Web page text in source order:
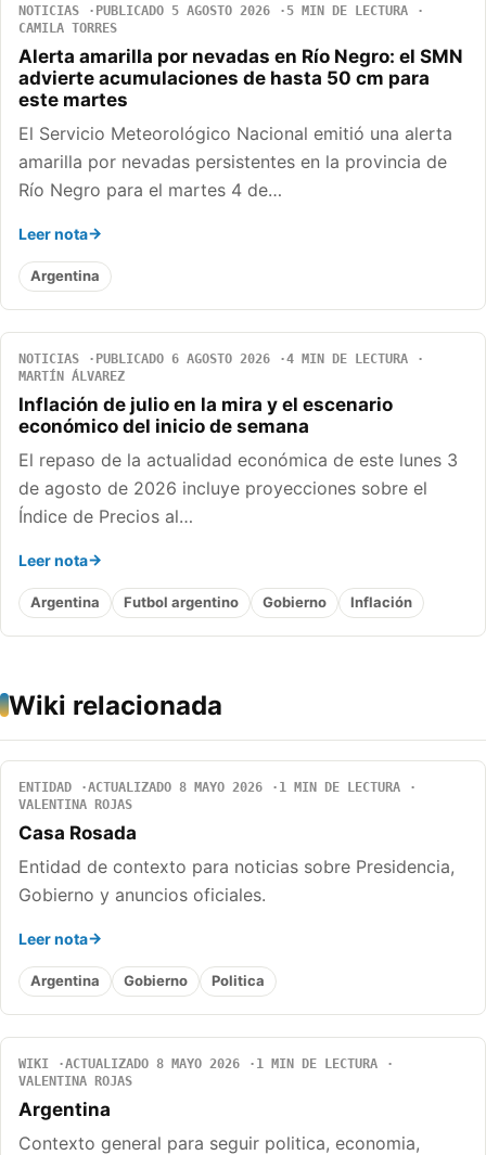
NOTICIAS PUBLICADO 5 AGOSTO 2026
5 MIN DE LECTURA
CAMILA TORRES
Alerta amarilla por nevadas en Río Negro: el SMN
advierte acumulaciones de hasta 50 cm para
este martes
El Servicio Meteorológico Nacional emitió una alerta
amarilla por nevadas persistentes en la provincia de
Río Negro para el martes 4 de…
Leer nota
Argentina
NOTICIAS PUBLICADO 6 AGOSTO 2026
4 MIN DE LECTURA
MARTÍN ÁLVAREZ
Inflación de julio en la mira y el escenario
económico del inicio de semana
El repaso de la actualidad económica de este lunes 3
de agosto de 2026 incluye proyecciones sobre el
Índice de Precios al…
Leer nota
Argentina Futbol argentino Gobierno Inflación
Wiki relacionada
ENTIDAD ACTUALIZADO 8 MAYO 2026
1 MIN DE LECTURA
VALENTINA ROJAS
Casa Rosada
Entidad de contexto para noticias sobre Presidencia,
Gobierno y anuncios oficiales.
Leer nota
Argentina Gobierno Politica
WIKI ACTUALIZADO 8 MAYO 2026
1 MIN DE LECTURA
VALENTINA ROJAS
Argentina
Contexto general para seguir politica, economia,